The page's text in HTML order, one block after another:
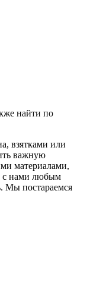
найти по
взятками или
важную
материалами,
с нами любым
Мы постараемся